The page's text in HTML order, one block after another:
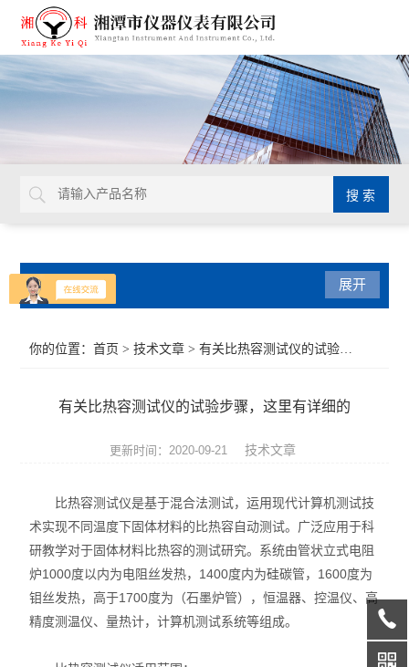
产品分类
元素分析仪
数显式抗折仪
耐火材料检测仪器
展开
你的位置：首页 >技术文章 > 有关比热容测试仪的试验步骤，这里有详细的
有关比热容测试仪的试验步骤，这里有详细的
更新时间：2020-09-21 技术文章
比热容测试仪是基于混合法测试，运用现代计算机测试技
术实现不同温度下固体材料的比热容自动测试。广泛应用于科
研教学对于固体材料比热容的测试研究。系统由管状立式电阻
炉1000度以内为电阻丝发热，1400度内为硅碳管，1600度为
钼丝发热，高于1700度为（石墨炉管），恒温器、控温仪、高
精度测温仪、量热计，计算机测试系统等组成。